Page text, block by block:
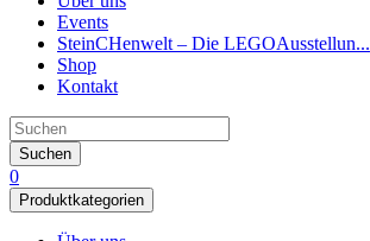
Events
SteinCHenwelt – Die LEGOAusstellun...
Shop
Kontakt
Suchen
0
Produktkategorien